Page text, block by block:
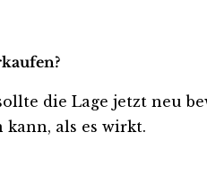
die Lage jetzt neu
als es wirkt.